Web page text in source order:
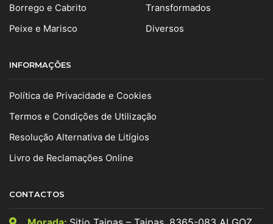
Borrego e Cabrito
Peixe e Marisco
Transformados
Diversos
INFORMAÇÕES
Política de Privacidade e Cookies
Termos e Condições de Utilização
Resolução Alternativa de Litígios
Livro de Reclamações Online
CONTACTOS